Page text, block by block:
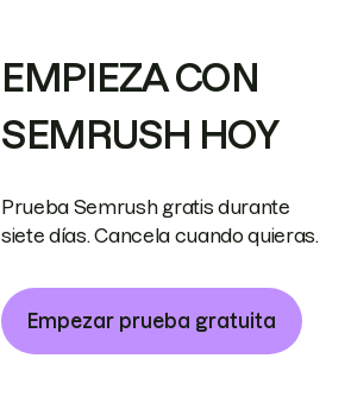
EMPIEZA CON
SEMRUSH HOY
Prueba Semrush gratis durante
siete días. Cancela cuando quieras.
Empezar prueba gratuita